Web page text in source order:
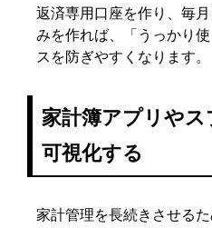
返済専用口座を作り、毎
みを作れば、「うっかり
スを防ぎやすくなります。
家計簿アプリや
可視化する
家計管理を長続きさせる